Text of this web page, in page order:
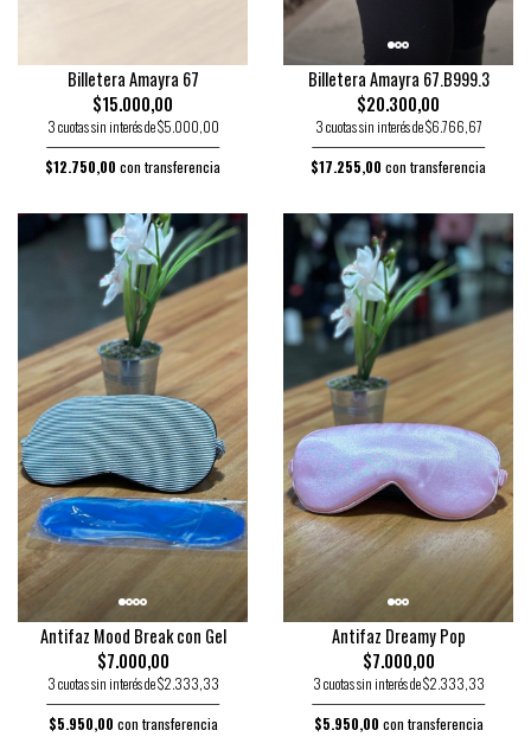
Billetera Amayra 67
$15.000,00
3 cuotas sin interés de $5.000,00
$12.750,00 con transferencia
Billetera Amayra 67.B999.3
$20.300,00
3 cuotas sin interés de $6.766,67
$17.255,00 con transferencia
Antifaz Mood Break con Gel
$7.000,00
3 cuotas sin interés de $2.333,33
$5.950,00 con transferencia
Antifaz Dreamy Pop
$7.000,00
3 cuotas sin interés de $2.333,33
$5.950,00 con transferencia